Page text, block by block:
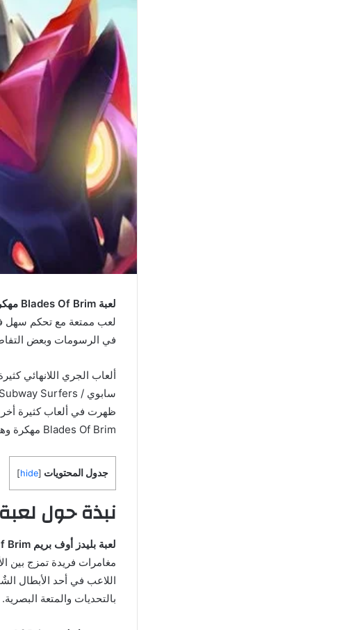
لعبة Blades Of Brim مهكرة
لعب ممتعة مع تحكم سهل
في الرسومات وبعض
ألعاب الجري اللانهائي
ظهرت في ألعاب كثيرة
Blades Of Brim مهكرة وهي لعبة ليست بنفس شهرة الألعاب الأخرى ولكنها رائعة وممتعة بشكل كبير.
جدول المحتويات [
hide
]
نبذة حول لعبة Blades Of Brim مهكرة برابط مباشر للاندرويد
لعبة بليدز أوف بريم Blades Of Brim مهكرة
مغامرات فريدة تمزج بين
اللاعب في أحد الأبطال
بالتحديات والمتعة البصرية.